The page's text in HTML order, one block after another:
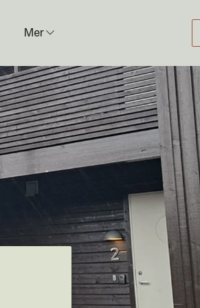
Mer
Prisstatistikk
Næring
Nybygg
Magasin
Om oss
Åpenhetsloven
Karriere